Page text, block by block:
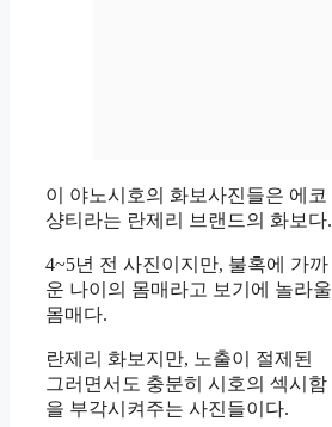
이 야노시호의 화보사진들은 에코
샹티라는 란제리 브랜드의 화보다.
4~5년 전 사진이지만, 불혹에 가까
운 나이의 몸매라고 보기에 놀라울
몸매다.
란제리 화보지만, 노출이 절제된
그러면서도 충분히 시호의 섹시함
을 부각시켜주는 사진들이다.